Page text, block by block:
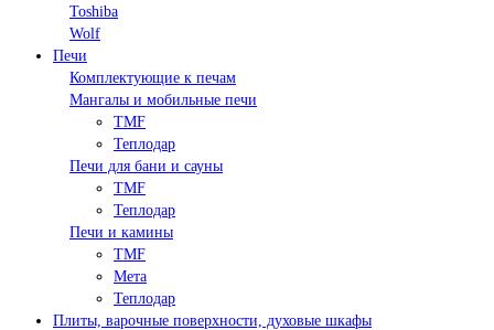
Toshiba
Wolf
Печи
Комплектующие к печам
Мангалы и мобильные печи
TMF
Теплодар
Печи для бани и сауны
TMF
Теплодар
Печи и камины
TMF
Мета
Теплодар
Плиты, варочные поверхности, духовые шкафы